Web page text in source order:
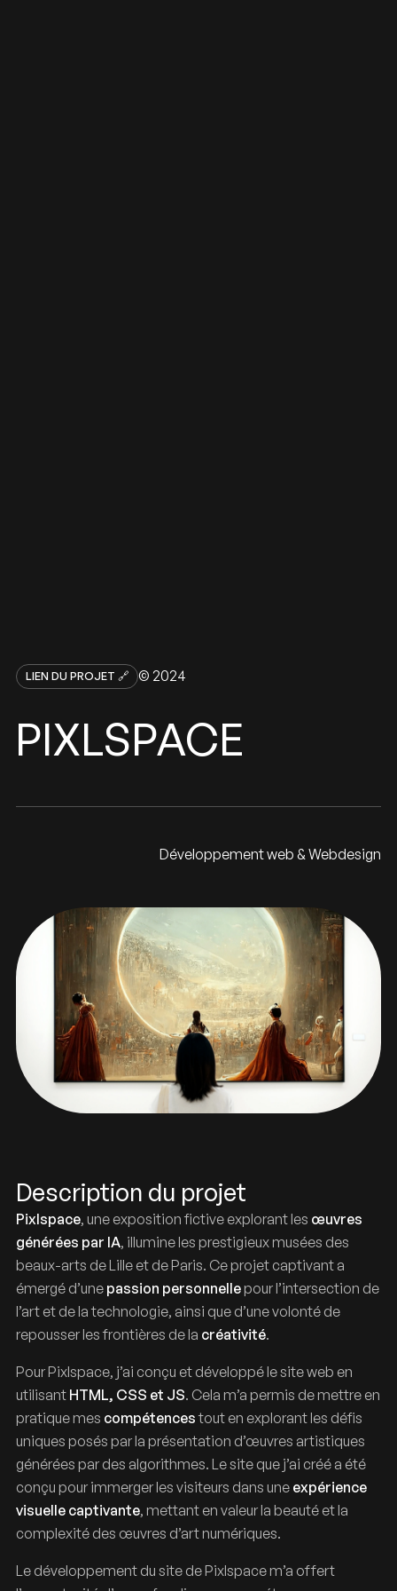
Pixlspace
LIEN DU PROJET 🔗 © 2024
PIXLSPACE
Développement web & Webdesign
Description du projet
Pixlspace, une exposition fictive explorant les œuvres
générées par IA, illumine les prestigieux musées des
beaux-arts de Lille et de Paris. Ce projet captivant a
émergé d’une passion personnellepour l’intersection de
l’art et de la technologie, ainsi que d’une volonté de
repousser les frontières de la créativité.
Pour Pixlspace, j’ai conçu et développé le site web en
utilisant HTML, CSS et JS. Cela m’a permis de mettre en
pratique mes compétences tout en explorant les défis
uniques posés par la présentation d’œuvres artistiques
générées par des algorithmes. Le site que j’ai créé a été
conçu pour immerger les visiteurs dans une expérience
visuelle captivante, mettant en valeur la beauté et la
complexité des œuvres d’art numériques.
Le développement du site de Pixlspace m’a offert